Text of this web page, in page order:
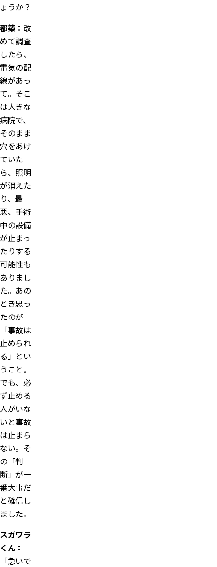
ょうか？
都築： 改
めて調査
したら、
電気の配
線があっ
て。そこ
は大きな
病院で、
そのまま
穴をあけ
ていた
ら、照明
が消えた
り、最
悪、手術
中の設備
が止まっ
たりする
可能性も
ありまし
た。あの
とき思っ
たのが
「事故は
止められ
る」とい
うこと。
でも、必
ず止める
人がいな
いと事故
は止まら
ない。そ
の「判
断」が一
番大事だ
と確信し
ました。
スガワラ
くん：
「急いで